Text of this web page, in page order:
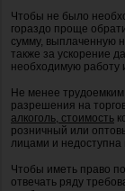
Чтобы не было
гораздо проще
сумму, выплаченную
также за ускорение
необходимую работу
Не менее
разрешения на
алкоголь, стоимость
розничный или
лицами и
Чтобы иметь право
отвечать ряду